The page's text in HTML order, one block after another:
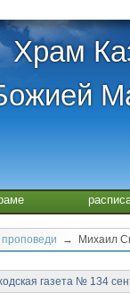
Храм
→ Михаил
газета № 134